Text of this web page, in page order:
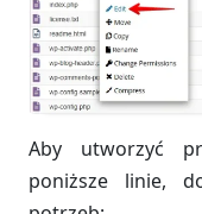
Aby utworzyć
poniższe linie,